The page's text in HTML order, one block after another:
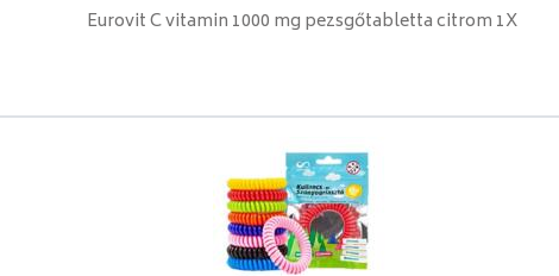
Eurovit C vitamin 1000 mg pezsgőtabletta citrom 1X